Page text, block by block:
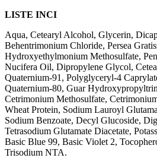
LISTE INCI
Aqua, Cetearyl Alcohol, Glycerin,
Behentrimonium Chloride, Persea
Hydroxyethylmonium Methosulfate,
Nucifera Oil, Dipropylene Glycol,
Quaternium-91, Polyglyceryl-4
Quaternium-80, Guar
Cetrimonium Methosulfate,
Wheat Protein, Sodium Lauroyl
Sodium Benzoate, Decyl Glucoside,
Tetrasodium Glutamate Diacetate,
Basic Blue 99, Basic Violet 2,
Trisodium NTA.